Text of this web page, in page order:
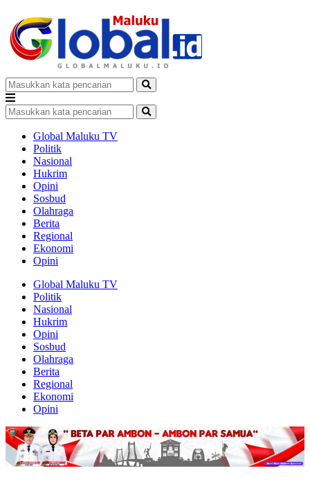
Global Maluku TV
Politik
Nasional
Hukrim
Opini
Sosbud
Olahraga
Berita
Regional
Ekonomi
Opini
Global Maluku TV
Politik
Nasional
Hukrim
Opini
Sosbud
Olahraga
Berita
Regional
Ekonomi
Opini